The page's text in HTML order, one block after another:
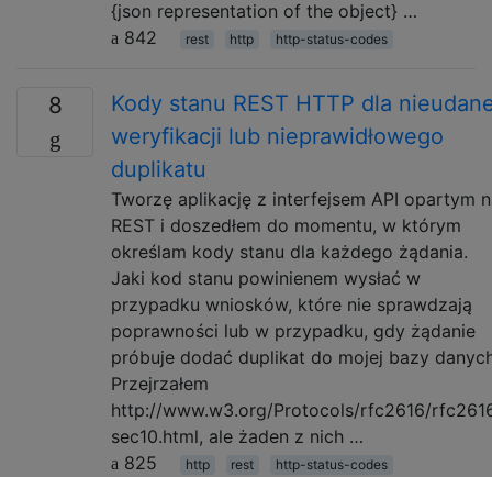
{json representation of the object} …
842
rest http http-status-codes
8
Kody stanu REST HTTP dla
weryfikacji lub nieprawidłowego
duplikatu
Tworzę aplikację z interfejsem API opartym
REST i doszedłem do momentu, w którym
określam kody stanu dla każdego żądania.
Jaki kod stanu powinienem wysłać w
przypadku wniosków, które nie sprawdzają
poprawności lub w przypadku, gdy żądanie
próbuje dodać duplikat do mojej bazy
Przejrzałem
http://www.w3.org/Protocols/rfc2616/
sec10.html, ale żaden z nich …
825
http rest http-status-codes